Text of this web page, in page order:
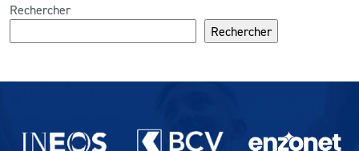
Rechercher
Rechercher
Partenaires du lausanne-Sport